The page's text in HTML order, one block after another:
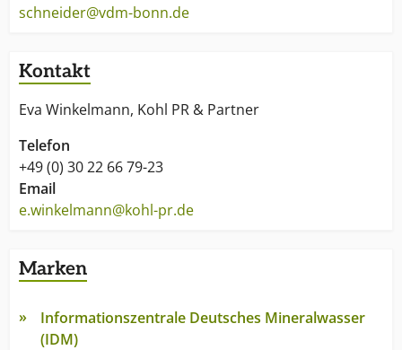
schneider@vdm-bonn.de
Kontakt
Eva Winkelmann, Kohl PR & Partner
Telefon
+49 (0) 30 22 66 79-23
Email
e.winkelmann@kohl-pr.de
Marken
Informationszentrale Deutsches Mineralwasser
(IDM)